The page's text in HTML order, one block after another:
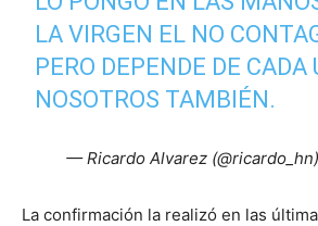
LA VIRGEN EL NO
PERO DEPENDE DE CADA
NOSOTROS TAMBIÉN.
— Ricardo Alvarez (@ricardo_hn)
La confirmación la realizó en las